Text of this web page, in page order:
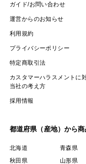
ガイド/お問い合わせ
運営からのお知らせ
利用規約
プライバシーポリシー
特定商取引法
カスタマーハラスメントに
当社の考え方
採用情報
都道府県（産地）から
北海道 青森県
秋田県
山形県